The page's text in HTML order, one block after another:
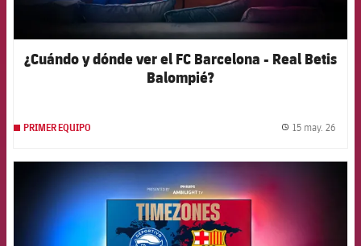
¿Cuándo y dónde ver el FC Barcelona - Real Betis
Balompié?
PRIMER EQUIPO 15 may. 26